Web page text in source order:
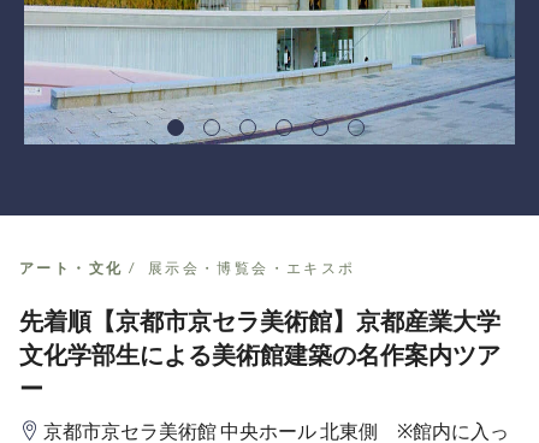
アート・文化 展示会・博覧会・エキスポ
先着順【京都市京セラ美術館】京都産業大学
文化学部生による美術館建築の名作案内ツア
ー
京都市京セラ美術館 中央ホール 北東側 ※館内に入っ